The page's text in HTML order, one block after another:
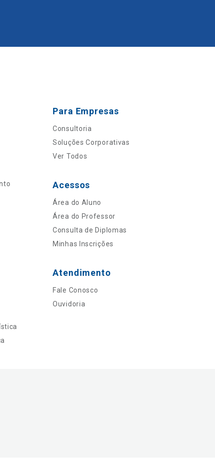
Para Empresas
Consultoria
Soluções Corporativas
Ver Todos
Acessos
Área do Aluno
Área do Professor
Consulta de Diplomas
Minhas Inscrições
Atendimento
Fale Conosco
Ouvidoria